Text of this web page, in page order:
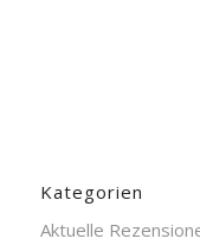
Kategorien
Aktuelle